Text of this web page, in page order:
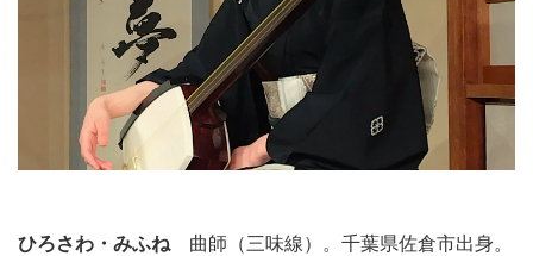
ひろさわ・みふね 曲師（三味線）。千葉県佐倉市出身。